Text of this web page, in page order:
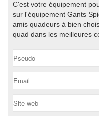
C'est votre équipement
sur l'équipement Gants
amis quadeurs à bien
quad dans les meilleures